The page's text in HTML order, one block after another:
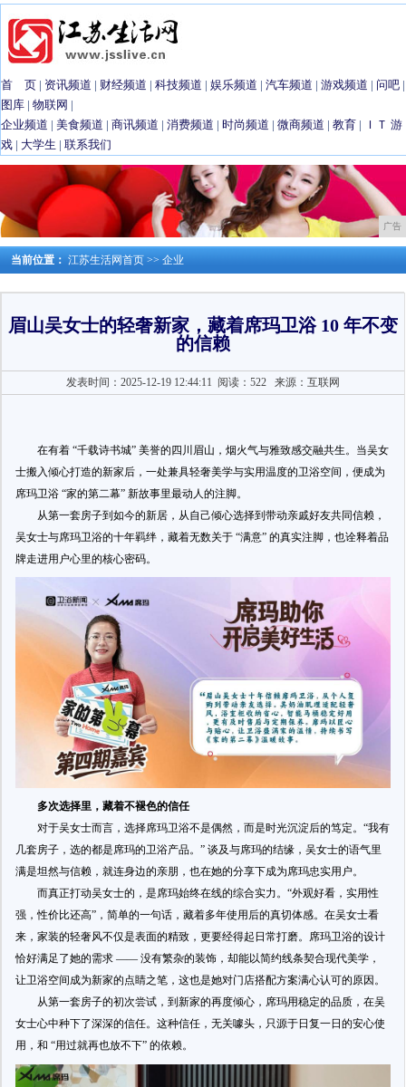
首 页 | 资讯频道 | 财经频道 | 科技频道 | 娱乐频道 | 汽车频道 | 游戏频道 | 问吧 |
图库 | 物联网 |
企业频道 | 美食频道 | 商讯频道 | 消费频道 | 时尚频道 | 微商频道 | 教育 | ＩＴ 游
戏 | 大学生 | 联系我们
广告
当前位置： 江苏生活网首页 >> 企业
眉山吴女士的轻奢新家，藏着席玛卫浴 10 年不变
的信赖
发表时间：2025-12-19 12:44:11 阅读：522来源：互联网
在有着 “千载诗书城” 美誉的四川眉山，烟火气与雅致感交融共生。当吴女
士搬入倾心打造的新家后，一处兼具轻奢美学与实用温度的卫浴空间，便成为
席玛卫浴 “家的第二幕” 新故事里最动人的注脚。
从第一套房子到如今的新居，从自己倾心选择到带动亲戚好友共同信赖，
吴女士与席玛卫浴的十年羁绊，藏着无数关于 “满意” 的真实注脚，也诠释着品
牌走进用户心里的核心密码。
多次选择里，藏着不褪色的信任
对于吴女士而言，选择席玛卫浴不是偶然，而是时光沉淀后的笃定。“我有
几套房子，选的都是席玛的卫浴产品。” 谈及与席玛的结缘，吴女士的语气里
满是坦然与信赖，就连身边的亲朋，也在她的分享下成为席玛忠实用户。
而真正打动吴女士的，是席玛始终在线的综合实力。“外观好看，实用性
强，性价比还高”，简单的一句话，藏着多年使用后的真切体感。在吴女士看
来，家装的轻奢风不仅是表面的精致，更要经得起日常打磨。席玛卫浴的设计
恰好满足了她的需求 —— 没有繁杂的装饰，却能以简约线条契合现代美学，
让卫浴空间成为新家的点睛之笔，这也是她对门店搭配方案满心认可的原因。
从第一套房子的初次尝试，到新家的再度倾心，席玛用稳定的品质，在吴
女士心中种下了深深的信任。这种信任，无关噱头，只源于日复一日的安心使
用，和 “用过就再也放不下” 的依赖。